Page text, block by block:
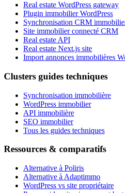
Real estate WordPress gateway
Plugin immobilier WordPress
Synchronisation CRM
Site immobilier connecté CRM
Real estate API
Real estate Next.js site
Import annonces immobilières
Clusters guides techniques
Synchronisation immobilière
WordPress immobilier
API immobilière
SEO immobilier
Tous les guides techniques
Ressources & comparatifs
Alternative à Poliris
Alternative à Adaptimmo
WordPress vs site propriétaire